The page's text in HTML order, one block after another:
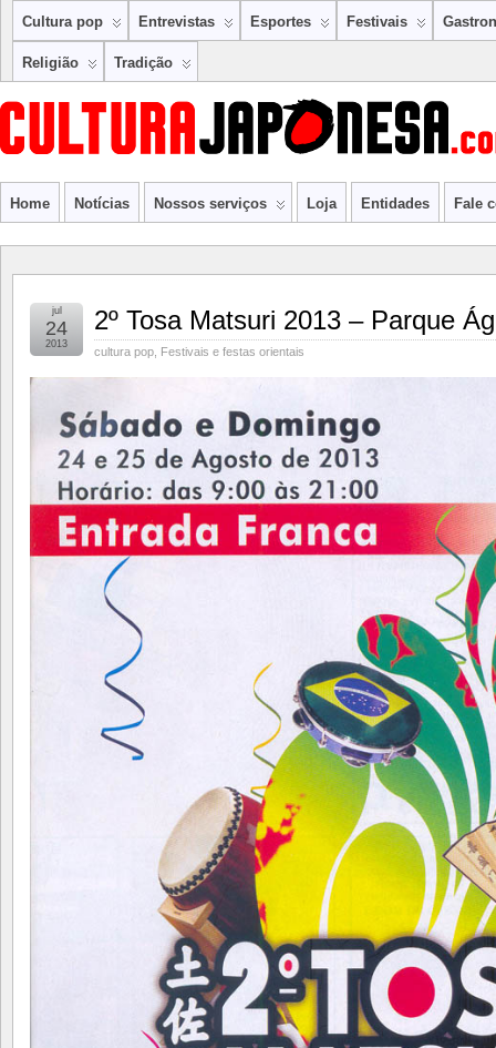
Cultura pop Entrevistas Esportes Festivais
Religião Tradição
Home Notícias Nossos serviços Loja Entidades Fale
2º Tosa Matsuri 2013 – Parque
cultura pop Festivais e festas orientais
jul
24
2013